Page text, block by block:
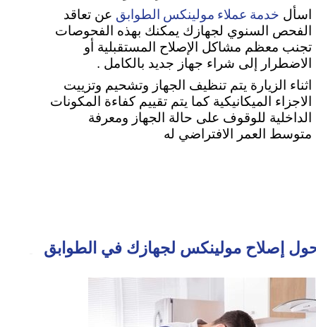
اسأل خدمة عملاء مولينكس الطوابق
عن تعاقد
الفحص السنوي لجهازك يمكنك بهذه الفحوصات
تجنب معظم مشاكل الإصلاح المستقبلية أو
الاضطرار إلى شراء جهاز جديد بالكامل .
اثناء الزيارة يتم تنظيف الجهاز وتشحيم وتزييت
الاجزاء الميكانيكية كما يتم تقييم كفاءة المكونات
الداخلية للوقوف على حالة الجهاز ومعرفة
متوسط العمر الافتراضي له
إصلاح مولينكس لجهازك في الطوابق